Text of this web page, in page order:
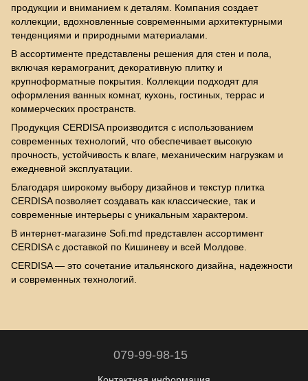
продукции и вниманием к деталям. Компания создает
коллекции, вдохновленные современными архитектурными
тенденциями и природными материалами.
В ассортименте представлены решения для стен и пола,
включая керамогранит, декоративную плитку и
крупноформатные покрытия. Коллекции подходят для
оформления ванных комнат, кухонь, гостиных, террас и
коммерческих пространств.
Продукция CERDISA производится с использованием
современных технологий, что обеспечивает высокую
прочность, устойчивость к влаге, механическим нагрузкам и
ежедневной эксплуатации.
Благодаря широкому выбору дизайнов и текстур плитка
CERDISA позволяет создавать как классические, так и
современные интерьеры с уникальным характером.
В интернет-магазине Sofi.md представлен ассортимент
CERDISA с доставкой по Кишиневу и всей Молдове.
CERDISA — это сочетание итальянского дизайна, надежности
и современных технологий.
079-99-98-15